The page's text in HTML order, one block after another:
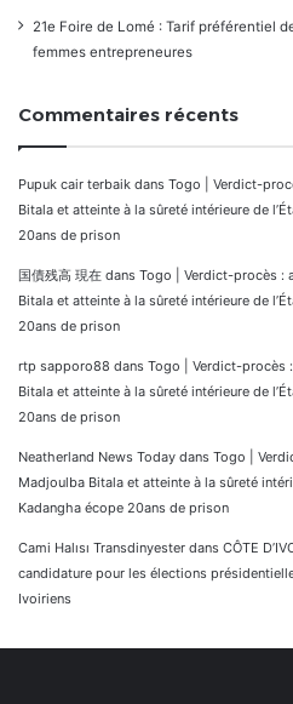
21e Foire de Lomé : Tarif préférentiel
femmes entrepreneures
Commentaires récents
Pupuk cair terbaik dans Togo | Verdict-
Bitala et atteinte à la sûreté intérieure de
20ans de prison
国債残高 現在 dans Togo | Verdict-procès :
Bitala et atteinte à la sûreté intérieure de
20ans de prison
rtp sapporo88 dans Togo | Verdict-procès
Bitala et atteinte à la sûreté intérieure de
20ans de prison
Neatherland News Today dans Togo |
Madjoulba Bitala et atteinte à la sûreté
Kadangha écope 20ans de prison
Cami Halısı Transdinyester dans CÔTE
candidature pour les élections
Ivoiriens